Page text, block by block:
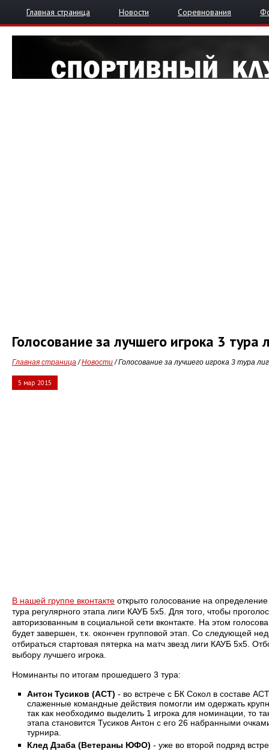
Главная страница Новости Соревнования
Голосование за лучшего игрока 3 тура
Главная страница/Новости/ Голосование за лучшего игрока 3 тура
5 мар 2015
В нашей группе вконтакте открыто голосование на
тура регулярного этапа лиги КАУБ 5х5. Для того, чтобы
авторизованным в социальной сети вконтакте. На этом
будет завершен, т.к. окончен групповой этап. Со следующей
отбираться стартовая пятерка на матч звезд лиги КАУБ 5х5.
выбору лучшего игрока.
Номинанты по итогам прошедшего 3 тура:
Антон Тусиков (АСТ) - во встрече с БК Сокол в составе
слаженные командные действия помогли им одержать
так как необходимо выделить 1 игрока для номинации, то
этапа становится Тусиков Антон с его 26 набранными
турнира.
Клед Дзаба (Ветераны ЮФО) - уже во второй подряд